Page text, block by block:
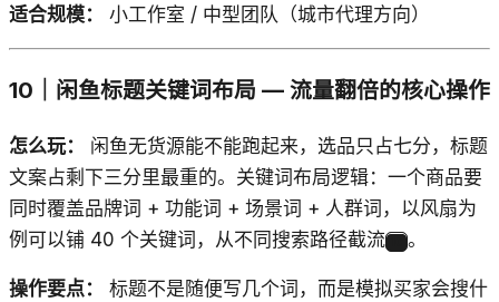
适合规模： 小工作室 / 中型团队（城市代理方向）
10｜闲鱼标题关键词布局 — 流量翻倍的核心操作
怎么玩：
闲鱼无货源能不能跑起来，选品只占七分，标题
文案占剩下三分里最重的。关键词布局逻辑：一个商品要
同时覆盖品牌词 + 功能词 + 场景词 + 人群词，以风扇为
例可以铺 40 个关键词，从不同搜索路径截流
。
操作要点：
标题不是随便写几个词，而是模拟买家会搜什